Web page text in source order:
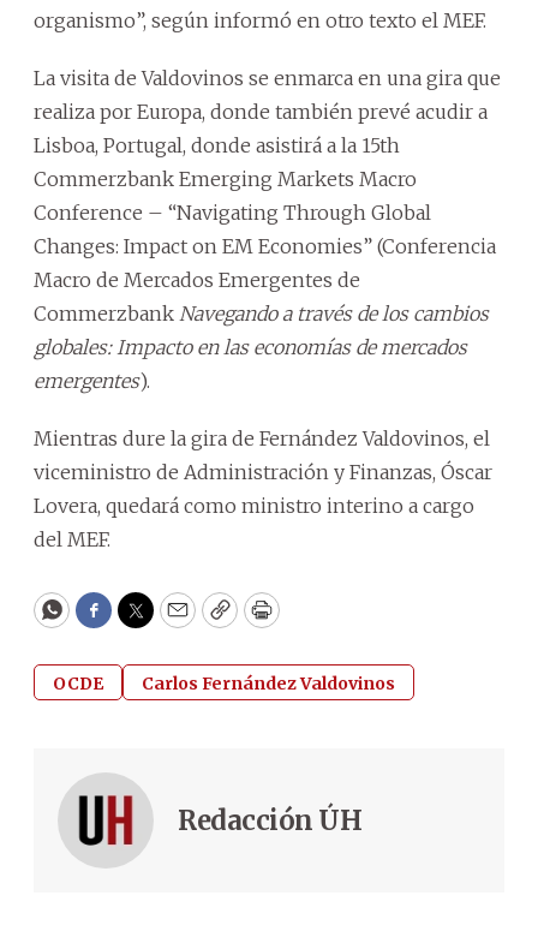
organismo”, según informó en otro texto el MEF.
La visita de Valdovinos se enmarca en una gira que
realiza por Europa, donde también prevé acudir a
Lisboa, Portugal, donde asistirá a la 15th
Commerzbank Emerging Markets Macro
Conference – “Navigating Through Global
Changes: Impact on EM Economies” (Conferencia
Macro de Mercados Emergentes de
Commerzbank Navegando a través de los cambios
globales: Impacto en las economías de mercados
emergentes).
Mientras dure la gira de Fernández Valdovinos, el
viceministro de Administración y Finanzas, Óscar
Lovera, quedará como ministro interino a cargo
del MEF.
WhatsApp
Facebook
Twitter
EmailCopyPrint
OCDE Carlos Fernández Valdovinos
Redacción ÚH